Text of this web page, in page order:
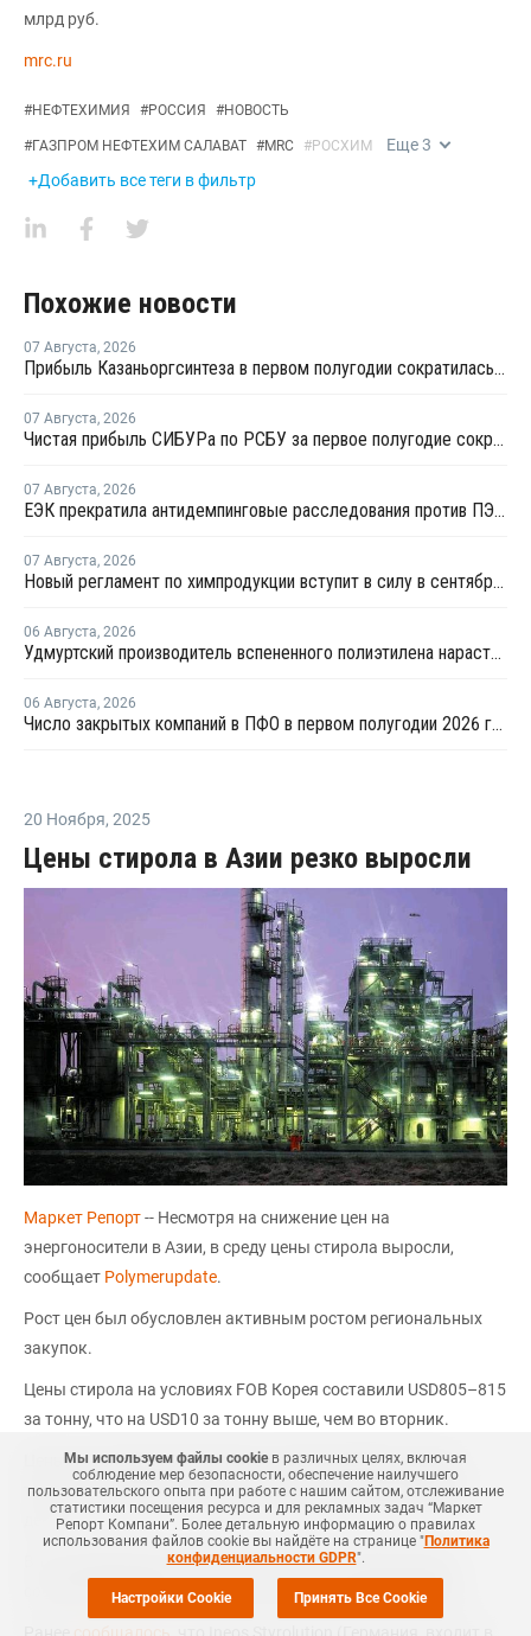
млрд руб.
mrc.ru
#НЕФТЕХИМИЯ #РОССИЯ #НОВОСТЬ
#ГАЗПРОМ НЕФТЕХИМ САЛАВАТ #MRC #РОСХИМ Еще3
+Добавить все теги в фильтр
Похожие новости
07 Августа, 2026
Прибыль Казаньоргсинтеза в первом полугодии сократилась более чем в 2 раза
07 Августа, 2026
Чистая прибыль СИБУРа по РСБУ за первое полугодие сократилась в 3,6 раза
07 Августа, 2026
ЕЭК прекратила антидемпинговые расследования против ПЭ и ПП из Азербайджана и Туркменистана
07 Августа, 2026
Новый регламент по химпродукции вступит в силу в сентябре 2027 года
06 Августа, 2026
Удмуртский производитель вспененного полиэтилена нарастит выпуск на 15%
06 Августа, 2026
Число закрытых компаний в ПФО в первом полугодии 2026 года вдвое превысило число новых
20 Ноября, 2025
Цены стирола в Азии резко выросли
Маркет Репорт-- Несмотря на снижение цен на
энергоносители в Азии, в среду цены стирола выросли,
сообщает Polymerupdate.
Рост цен был обусловлен активным ростом региональных
закупок.
Цены стирола на условиях FOB Корея составили USD805–815
за тонну, что на USD10 за тонну выше, чем во вторник.
Цены на условиях CFR Китай составили USD815–825 за
тонну, что на USD10 за тонну больше, чем в предыдущий
день.
В то же время цены на бензол остались стабильными и
составили USD660–670 за тонну на условиях FOB Корея.
Мы используем файлы cookieв различных целях, включая
соблюдение мер безопасности, обеспечение наилучшего
пользовательского опыта при работе с нашим сайтом, отслеживание
статистики посещения ресурса и для рекламных задач “Маркет
Репорт Компани”. Более детальную информацию о правилах
использования файлов cookie вы найдёте на странице "Политика
конфиденциальности GDPR".
Настройки Cookie Принять Все Cookie